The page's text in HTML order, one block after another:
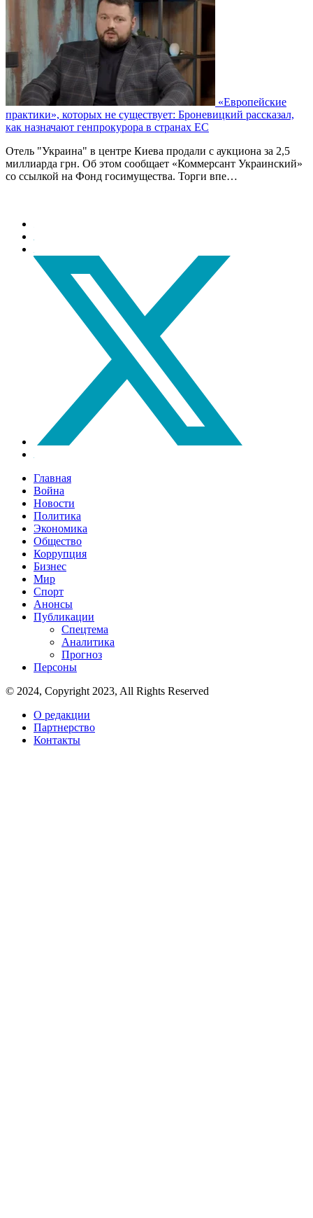
«Европейские
практики», которых не существует: Броневицкий рассказал,
как назначают генпрокурора в странах ЕС
Отель "Украина" в центре Киева продали с аукциона за 2,5
миллиарда грн. Об этом сообщает «Коммерсант Украинский»
со ссылкой на Фонд госимущества. Торги впе…
Главная
Война
Новости
Политика
Экономика
Общество
Коррупция
Бизнес
Мир
Спорт
Анонсы
Публикации
Спецтема
Аналитика
Прогноз
Персоны
© 2024, Copyright 2023, All Rights Reserved
О редакции
Партнерство
Контакты